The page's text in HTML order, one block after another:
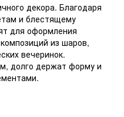
декора. Благодаря
и блестящему
для оформления
из шаров,
вечеринок.
долго держат форму и